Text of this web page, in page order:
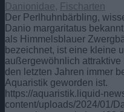
Danionidae, Fischarten
Der Perlhuhnbärbling,
Danio margaritatus
als Himmelsblauer
bezeichnet, ist eine kleine
außergewöhnlich attraktive
den letzten Jahren immer
Aquaristik geworden ist.
https://aquaristik.liquid-
content/uploads/2024/01/